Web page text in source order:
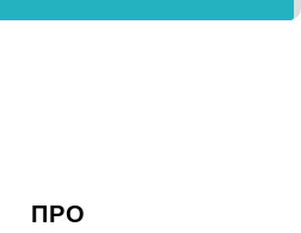
ПРО